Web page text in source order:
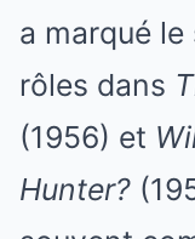
a marqué
rôles dans
(1956) et
Hunter?